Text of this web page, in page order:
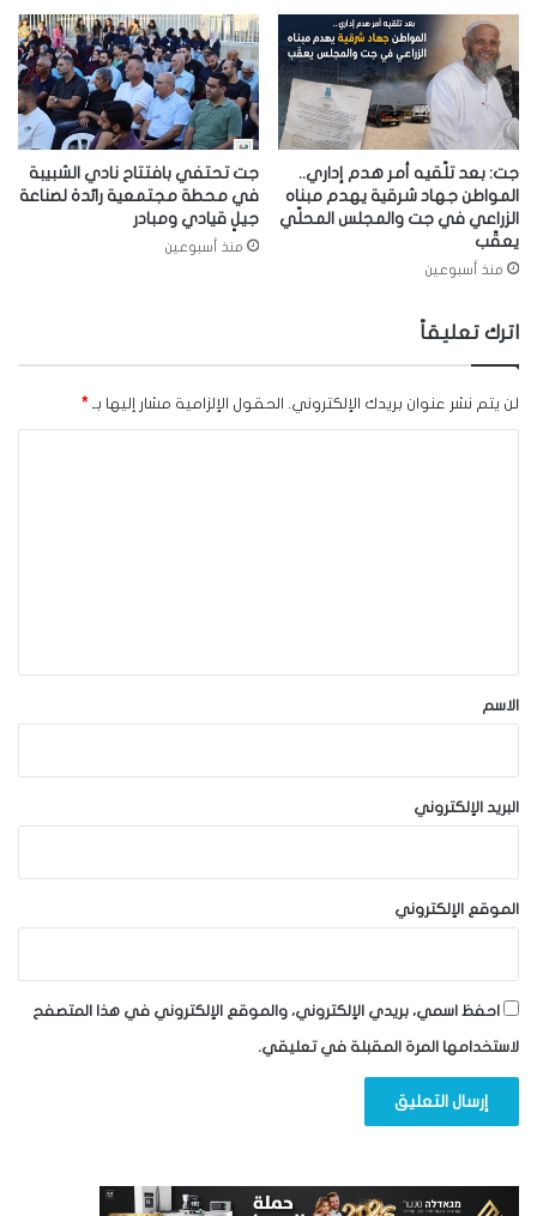
جت: بعد تلّقيه أمر هدم إداري..
المواطن جهاد شرقية يهدم مبناه
الزراعي في جت والمجلس المحلّي
يعقّب
منذ أسبوعين
جت تحتفي بافتتاح نادي الشبيبة
في محطة مجتمعية رائدة لصناعة
جيلٍ قيادي ومبادر
منذ أسبوعين
اترك تعليقاً
لن يتم نشر عنوان بريدك الإلكتروني. الحقول الإلزامية مشار إليها بـ *
*الاسم
البريد الإلكتروني
الموقع الإلكتروني
احفظ اسمي، بريدي الإلكتروني، والموقع الإلكتروني في هذا المتصفح
لاستخدامها المرة المقبلة في تعليقي.